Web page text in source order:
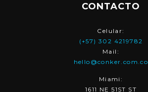
CONTACTO
Celular:
(+57) 302 4219782
Mail:
hello@conker.com.co
Miami:
1611 NE 51ST ST